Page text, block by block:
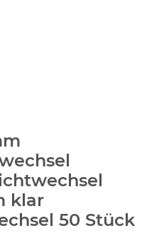
klar
50 Stück